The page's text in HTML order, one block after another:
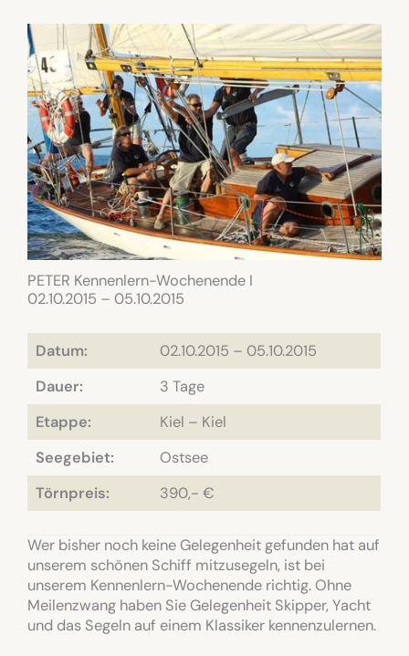
PETER Kennenlern-Wochenende I
02.10.2015 – 05.10.2015
Datum:
02.10.2015 – 05.10.2015
Dauer:
3 Tage
Etappe:
Kiel – Kiel
Seegebiet:
Ostsee
Törnpreis:
390,- €
Wer bisher noch keine Gelegenheit gefunden hat auf
unserem schönen Schiff mitzusegeln, ist bei
unserem Kennenlern-Wochenende richtig. Ohne
Meilenzwang haben Sie Gelegenheit Skipper, Yacht
und das Segeln auf einem Klassiker kennenzulernen.